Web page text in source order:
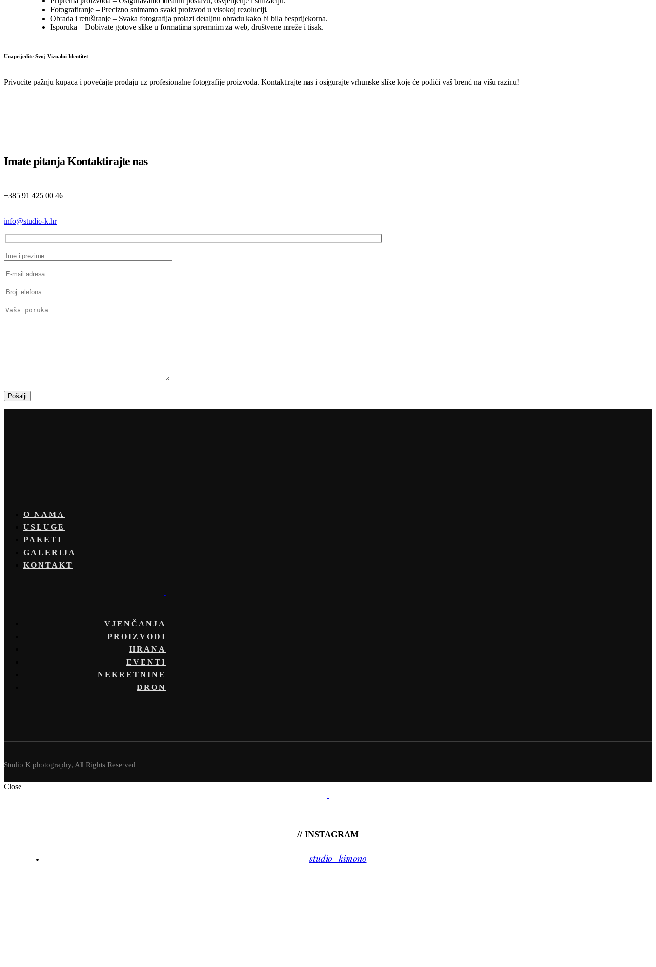
Fotografiranje – Precizno snimamo svaki proizvod u visokoj rezoluciji.
Obrada i retuširanje – Svaka fotografija prolazi detaljnu obradu kako bi bila besprijekorna.
Isporuka – Dobivate gotove slike u formatima spremnim za web, društvene mreže i tisak.
Unaprijedite Svoj Vizualni Identitet
Privucite pažnju kupaca i povećajte prodaju uz profesionalne fotografije proizvoda. Kontaktirajte nas i osigurajte vrhunske slike koje će podići vaš brend na višu razinu!
Imate pitanjaKontaktirajte nas
+385 91 425 00 46
info@studio-k.hr
Pošalji
O NAMA
USLUGE
PAKETI
GALERIJA
KONTAKT
VJENČANJA
PROIZVODI
HRANA
EVENTI
NEKRETNINE
DRON
Studio K photography, All Rights Reserved
Close
// INSTAGRAM
studio_kimono